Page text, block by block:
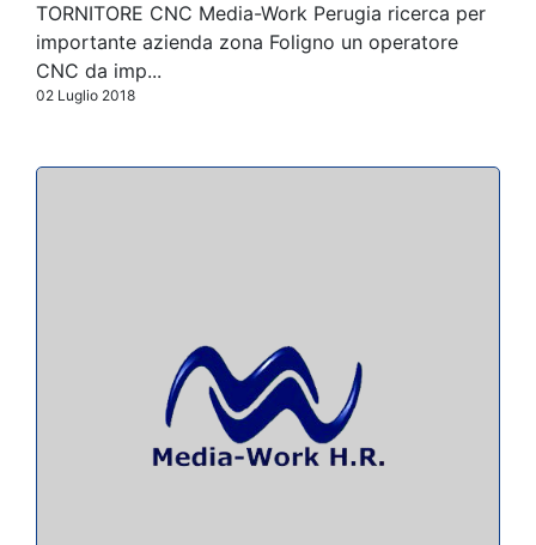
TORNITORE CNC Media-Work Perugia ricerca per
importante azienda zona Foligno un operatore
CNC da imp...
02 Luglio 2018